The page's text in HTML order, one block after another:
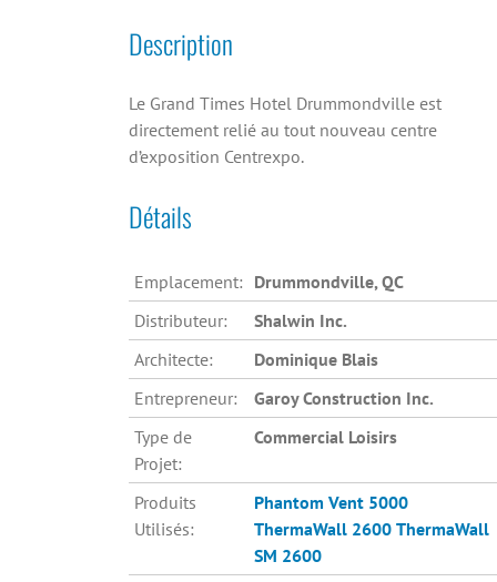
Description
Le Grand Times Hotel Drummondville est
directement relié au tout nouveau centre
d’exposition Centrexpo.
Détails
Emplacement: Drummondville, QC
Distributeur:
Shalwin Inc.
Architecte:
Dominique Blais
Entrepreneur:
Garoy Construction Inc.
Type de
Projet:
Commercial Loisirs
Produits
Utilisés:
Phantom Vent 5000
ThermaWall 2600 ThermaWall
SM 2600